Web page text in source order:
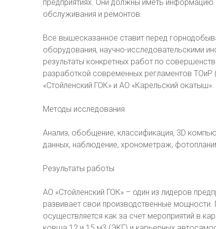
предприятиях. Они должны иметь информацию
обслуживания и ремонтов.
Все вышесказанное ставит перед
оборудования, научно-исследовательскими
результаты конкретных работ по
разработкой современных регламентов
«Стойленский ГОК» и АО «Карельский окатыш».
Методы исследования
Анализ, обобщение, классификация, 3D
данных, наблюдение, хронометраж,
Результаты работы
АО «Стойленский ГОК» – один из лидеров
развивает свои производственные
осуществляется как за счет мероприятий в